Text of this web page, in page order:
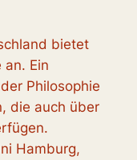
bietet
an. Ein
Philosophie
die auch über
Hamburg,